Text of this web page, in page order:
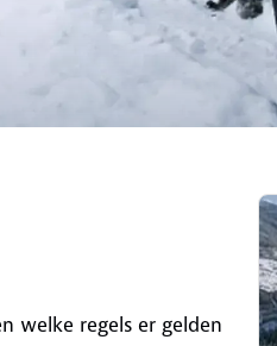
welke regels er gelden